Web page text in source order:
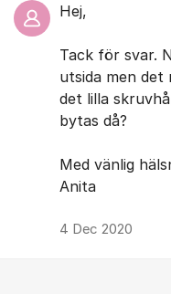
Hej,
Tack för svar.
utsida men
det lilla
bytas då?
Med vänlig
Anita
4 Dec 2020